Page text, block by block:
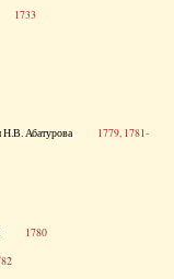
1733
Н.В. Абатурова 1779, 1781-
1780